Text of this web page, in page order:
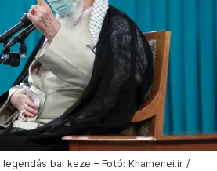
bal keze – Fotó: Khamenei.ir /